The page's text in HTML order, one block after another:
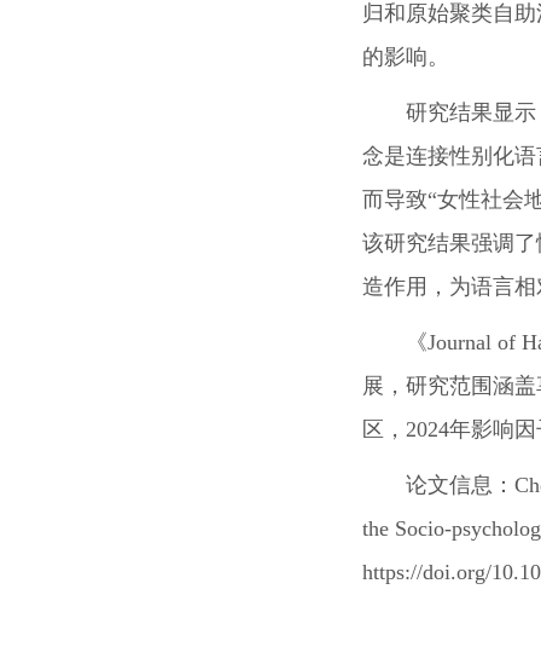
归和原始聚类自
的影响。
研究结果显
念是连接性别化
而导致“女性社会
该研究结果强调
造作用，为语言
《Journal of
展，研究范围涵
区，2024年影响
论文信息：
the Socio-
https://doi.org/